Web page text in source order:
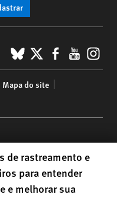
BlueSky
X
Mapa do site
34th Floor | New York,
registered in the US
de rastreamento e
para entender
e melhorar sua